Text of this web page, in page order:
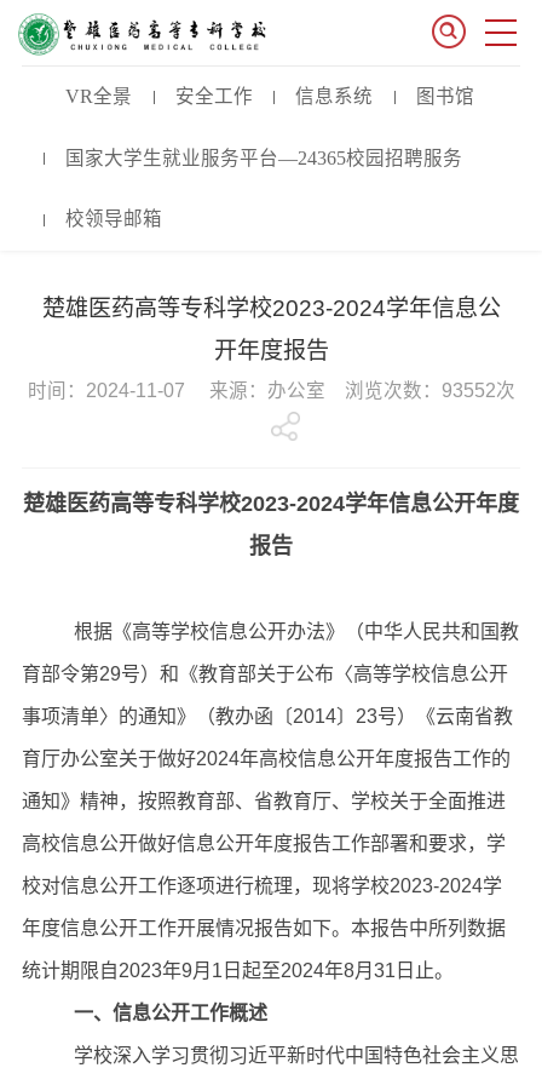
VR全景 安全工作 信息系统 图书馆
国家大学生就业服务平台—24365校园招聘服务
校领导邮箱
楚雄医药高等专科学校2023-2024学年信息公
开年度报告
时间：2024-11-07 来源：办公室 浏览次数：93552次
楚雄医药高等专科学校2023-2024学年信息公开年度
报告
根据《高等学校信息公开办法》（中华人民共和国教
育部令第29号）和《教育部关于公布〈高等学校信息公开
事项清单〉的通知》（教办函〔2014〕23号）《云南省教
育厅办公室关于做好2024年高校信息公开年度报告工作的
通知》精神，按照教育部、省教育厅、学校关于全面推进
高校信息公开做好信息公开年度报告工作部署和要求，学
校对信息公开工作逐项进行梳理，现将学校2023-2024学
年度信息公开工作开展情况报告如下。本报告中所列数据
统计期限自2023年9月1日起至2024年8月31日止。
一、信息公开工作概述
学校深入学习贯彻习近平新时代中国特色社会主义思